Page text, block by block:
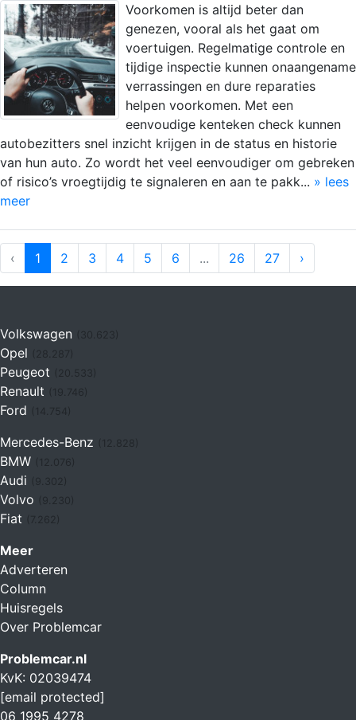
Voorkomen is altijd beter dan
genezen, vooral als het gaat om
voertuigen. Regelmatige controle en
tijdige inspectie kunnen onaangename
verrassingen en dure reparaties
helpen voorkomen. Met een
eenvoudige kenteken check kunnen
autobezitters snel inzicht krijgen in de status en historie
van hun auto. Zo wordt het veel eenvoudiger om gebreken
of risico’s vroegtijdig te signaleren en aan te pakk... » lees
meer
‹ 1 2 3 4 5 6 ... 26 27 ›
Volkswagen (30.623)
Opel
Peugeot
Renault (19.746)
Ford (14.754)
Mercedes-Benz
BMW (12.076)
Audi
Volvo
Fiat (7.262)
Meer
Adverteren
Column
Huisregels
Over Problemcar
Problemcar.nl
KvK: 02039474
[email protected]
06 1995 4278